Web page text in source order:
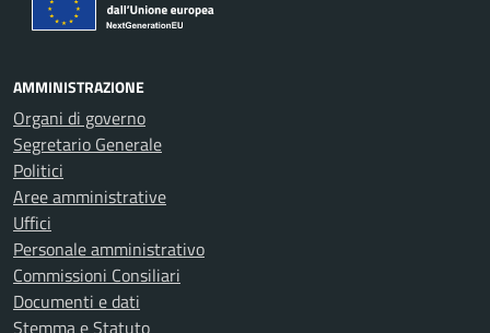
AMMINISTRAZIONE
Organi di governo
Segretario Generale
Politici
Aree amministrative
Uffici
Personale amministrativo
Commissioni Consiliari
Documenti e dati
Stemma e Statuto